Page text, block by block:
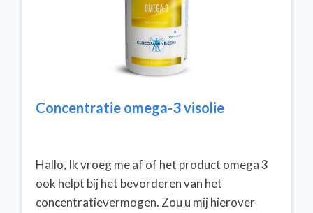
Concentratie omega-3 visolie
Hallo, Ik vroeg me af of het product omega 3
ook helpt bij het bevorderen van het
concentratievermogen. Zou u mij hierover